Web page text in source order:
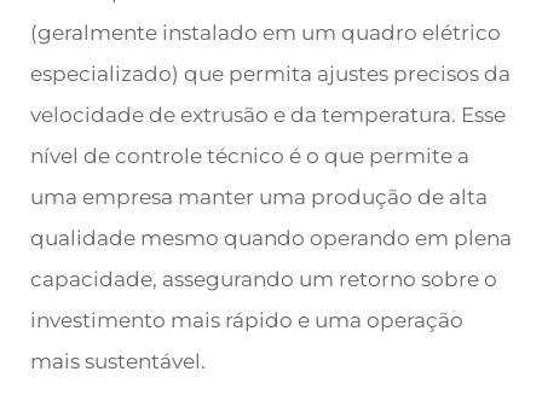
(geralmente instalado em um quadro elétrico
especializado) que permita ajustes precisos da
velocidade de extrusão e da temperatura. Esse
nível de controle técnico é o que permite a
uma empresa manter uma produção de alta
qualidade mesmo quando operando em plena
capacidade, assegurando um retorno sobre o
investimento mais rápido e uma operação
mais sustentável.